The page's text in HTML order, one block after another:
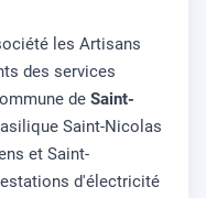
les Artisans
des services
de Saint-
Saint-Nicolas
et Saint-
d'électricité